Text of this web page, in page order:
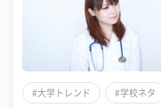
#大学トレンド #学校ネタ